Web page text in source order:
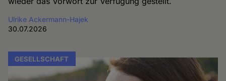
Ulrike Ackermann-Hajek
30.07.2026
GESELLSCHAFT